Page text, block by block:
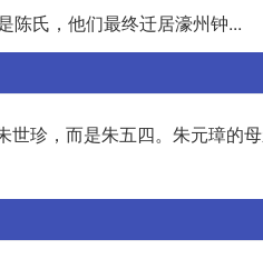
陈氏，他们最终迁居濠州钟...
珍，而是朱五四。朱元璋的